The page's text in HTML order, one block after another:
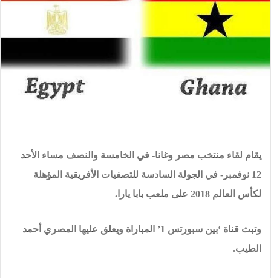
يقام لقاء منتخب مصر وغانا- في الخامسة والنصف مساء الأحد
12 نوفمبر- في الجولة السادسة للتصفيات الأفريقية المؤهلة
لكأس العالم 2018 على ملعب بابا يارا.
وتبث قناة ‘بين سبورتس 1’ المباراة ويعلق عليها المصري أحمد
الطيب.